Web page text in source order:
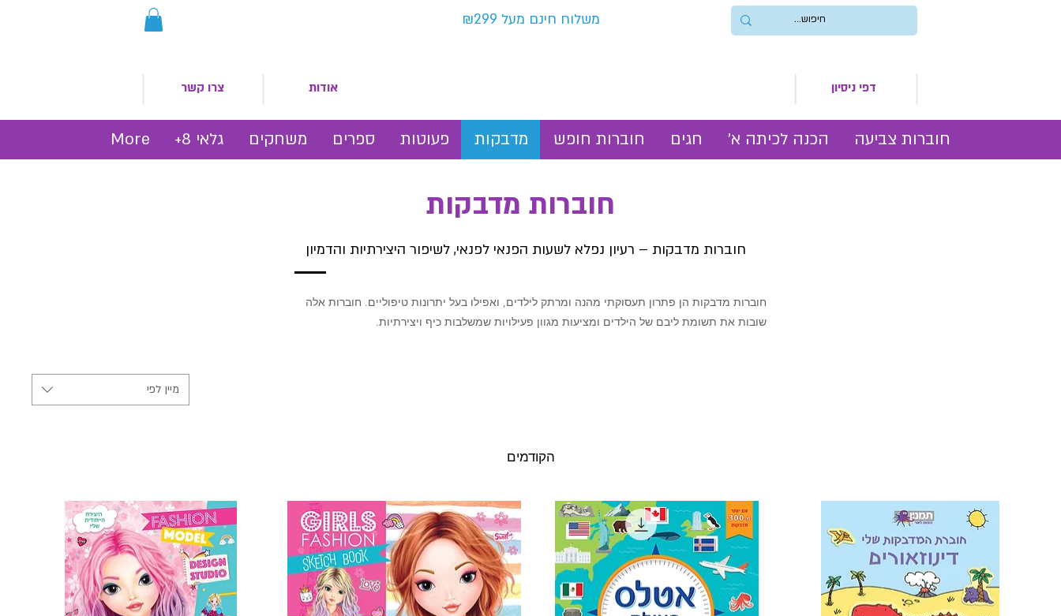
משלוח חינם מעל ₪299
חוברות צביעה הכנה לכיתה א׳ חגים חוברות חופש מדבקות פעוטות ספרים משחקים גלאי 8+ More
צרו קשר אודות דפי ניסיון
חוברות מדבקות
חוברות מדבקות – רעיון נפלא לשעות הפנאי לפנאי, לשיפור היצירתיות והדמיון
חוברות מדבקות הן פתרון תעסוקתי מהנה ומרתק לילדים, ואפילו בעל יתרונות טיפוליים. חוברות אלה
שובות את תשומת ליבם של הילדים ומציעות מגוון פעילויות שמשלבות כיף ויצירתיות.
מיין לפי
הקודמים